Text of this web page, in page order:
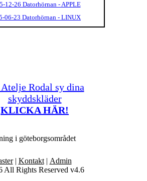
12-26 Datorhörnan - APPLE
06-23 Datorhörnan - LINUX
Rodal sy dina
skyddskläder
KLICKA HÄR!
| Kontakt| Admin
All Rights Reserved v4.6